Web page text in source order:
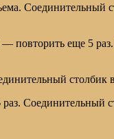
Соединительный
повторить еще 5
столбик
Соединительный